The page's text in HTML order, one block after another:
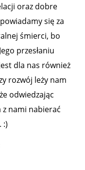
oraz dobre
się za
śmierci, bo
przesłaniu
dla nas również
rozwój leży nam
odwiedzając
z nami nabierać
:)